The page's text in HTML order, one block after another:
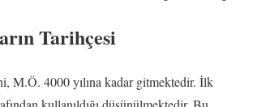
Tarihçesi
M.Ö. 4000 yılına kadar gitmektedir. İlk